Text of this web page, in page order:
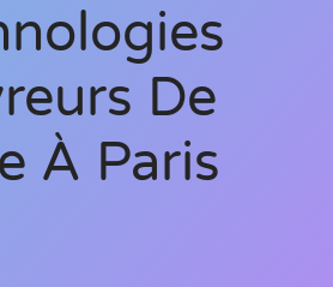
De
À Paris